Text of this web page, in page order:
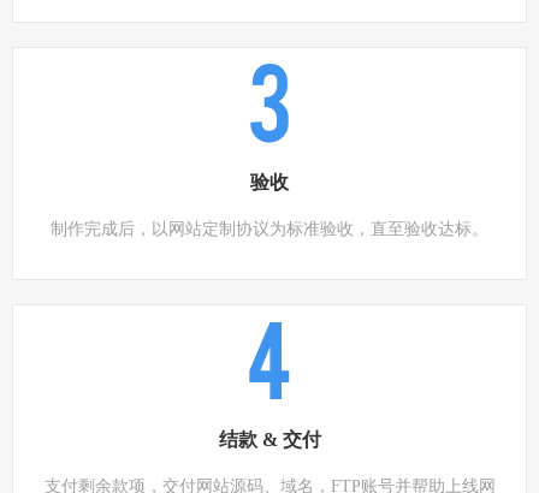
3
验收
制作完成后，以网站定制协议为标准验收，直至验收达标。
4
结款 & 交付
支付剩余款项，交付网站源码、域名，FTP账号并帮助上线网